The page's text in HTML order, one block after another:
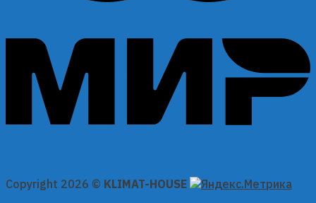
Copyright 2026 © KLIMAT-HOUSE